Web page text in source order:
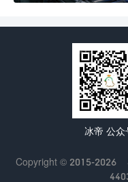
冰帝 公众
Copyright © 2015-2026